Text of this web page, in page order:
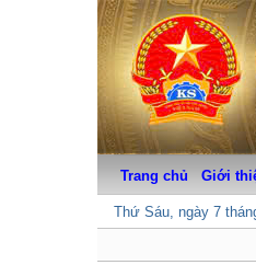
Trang chủ Giới
Thứ Sáu, ngày 7